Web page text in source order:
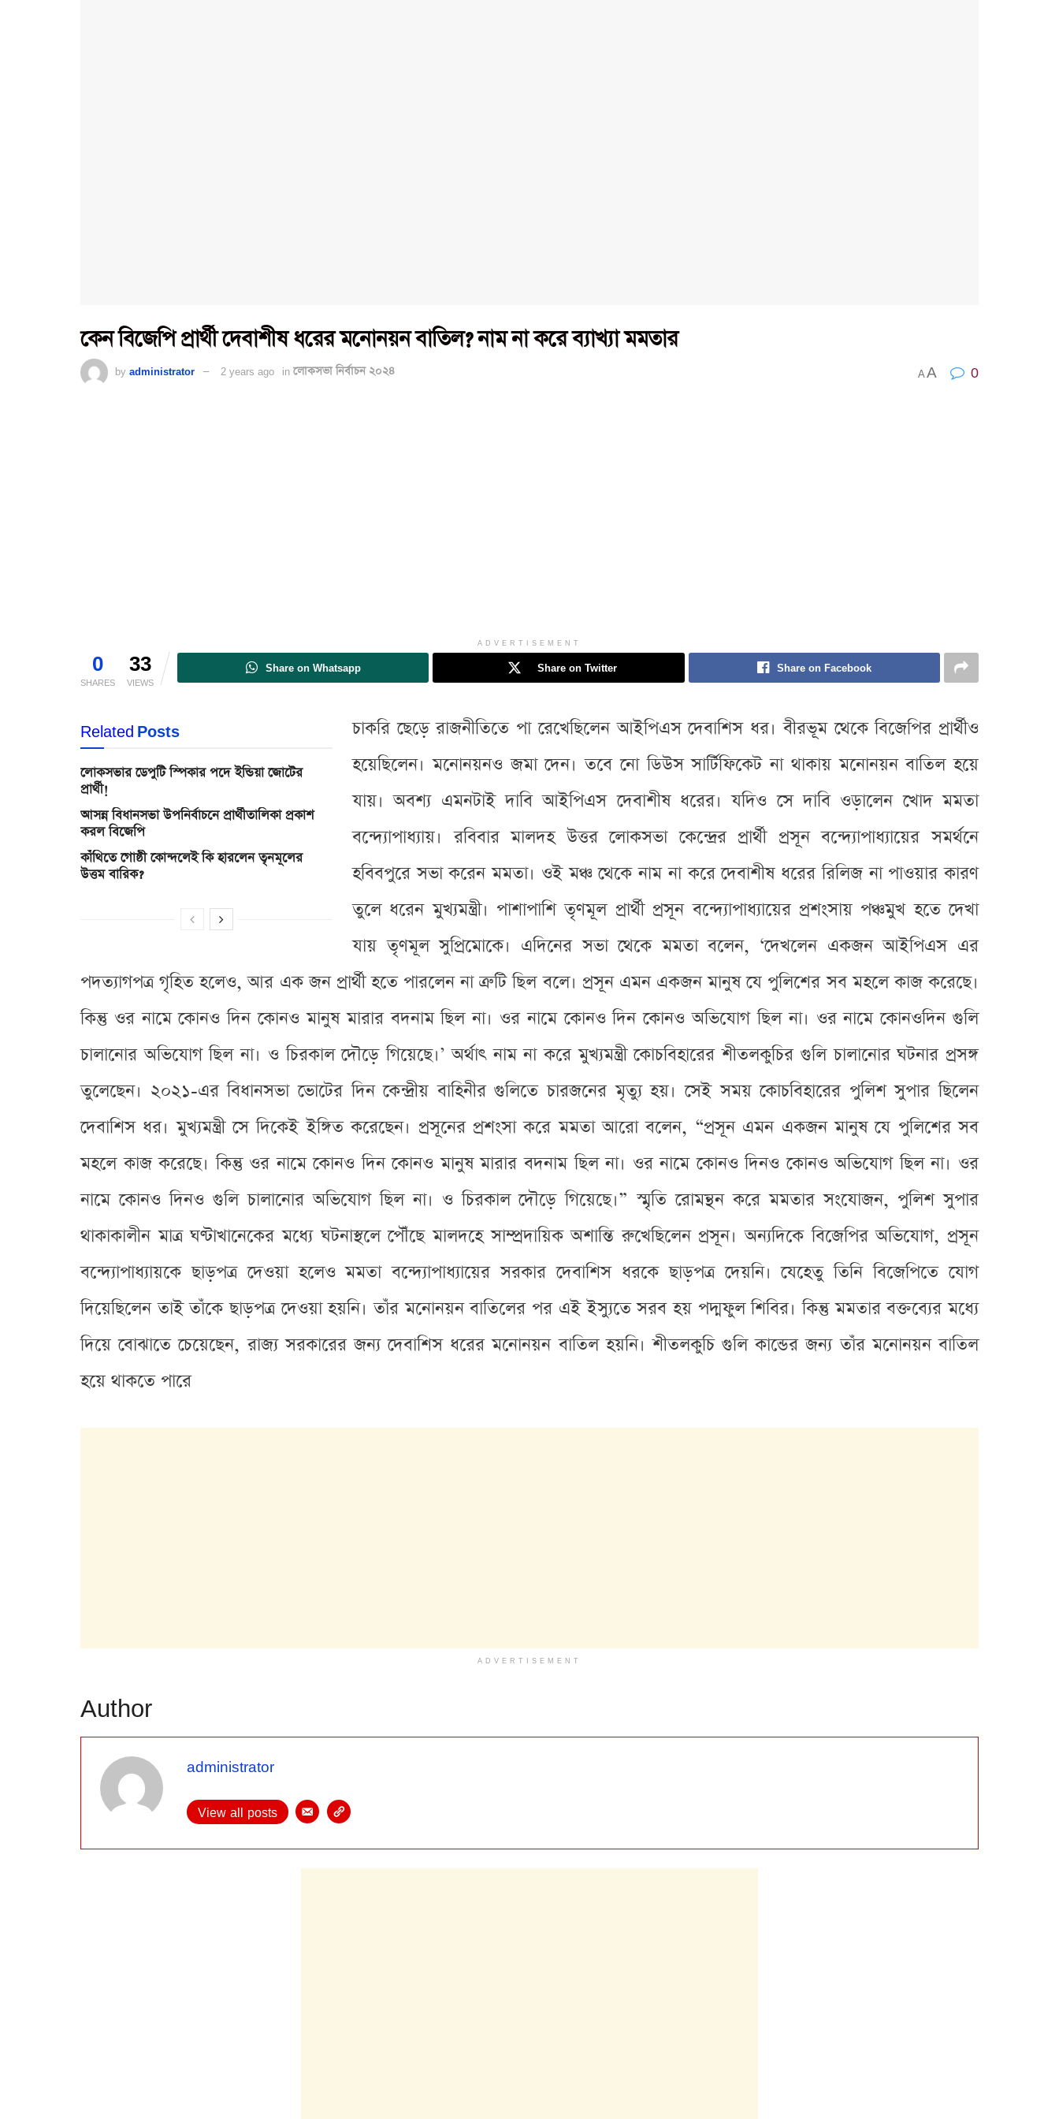
কেন বিজেপি প্রার্থী দেবাশীষ ধরের মনোনয়ন বাতিল? নাম না করে ব্যাখ্যা মমতার
by administrator 2 years ago in লোকসভা নির্বাচন ২০২৪ AA 0
ADVERTISEMENT
0
SHARES
33
VIEWS
Share on Whatsapp Share on Twitter Share on Facebook
RelatedPosts
লোকসভার ডেপুটি স্পিকার পদে ইন্ডিয়া জোটের
প্রার্থী!
আসন্ন বিধানসভা উপনির্বাচনে প্রার্থীতালিকা প্রকাশ
করল বিজেপি
কাঁথিতে গোষ্ঠী কোন্দলেই কি হারলেন তৃনমূলের
উত্তম বারিক?
চাকরি ছেড়ে রাজনীতিতে পা রেখেছিলেন আইপিএস দেবাশিস ধর। বীরভূম থেকে বিজেপির প্রার্থীও
হয়েছিলেন। মনোনয়নও জমা দেন। তবে নো ডিউস সার্টিফিকেট না থাকায় মনোনয়ন বাতিল হয়ে
যায়। অবশ্য এমনটাই দাবি আইপিএস দেবাশীষ ধরের। যদিও সে দাবি ওড়ালেন খোদ মমতা
বন্দ্যোপাধ্যায়। রবিবার মালদহ উত্তর লোকসভা কেন্দ্রের প্রার্থী প্রসূন বন্দ্যোপাধ্যায়ের সমর্থনে
হবিবপুরে সভা করেন মমতা। ওই মঞ্চ থেকে নাম না করে দেবাশীষ ধরের রিলিজ না পাওয়ার কারণ
তুলে ধরেন মুখ্যমন্ত্রী। পাশাপাশি তৃণমূল প্রার্থী প্রসূন বন্দ্যোপাধ্যায়ের প্রশংসায় পঞ্চমুখ হতে দেখা
যায় তৃণমূল সুপ্রিমোকে। এদিনের সভা থেকে মমতা বলেন, ‘দেখলেন একজন আইপিএস এর
পদত্যাগপত্র গৃহিত হলেও, আর এক জন প্রার্থী হতে পারলেন না ত্রুটি ছিল বলে। প্রসূন এমন একজন মানুষ যে পুলিশের সব মহলে কাজ করেছে।
কিন্তু ওর নামে কোনও দিন কোনও মানুষ মারার বদনাম ছিল না। ওর নামে কোনও দিন কোনও অভিযোগ ছিল না। ওর নামে কোনওদিন গুলি
চালানোর অভিযোগ ছিল না। ও চিরকাল দৌড়ে গিয়েছে।’ অর্থাৎ নাম না করে মুখ্যমন্ত্রী কোচবিহারের শীতলকুচির গুলি চালানোর ঘটনার প্রসঙ্গ
তুলেছেন। ২০২১-এর বিধানসভা ভোটের দিন কেন্দ্রীয় বাহিনীর গুলিতে চারজনের মৃত্যু হয়। সেই সময় কোচবিহারের পুলিশ সুপার ছিলেন
দেবাশিস ধর। মুখ্যমন্ত্রী সে দিকেই ইঙ্গিত করেছেন। প্রসূনের প্রশংসা করে মমতা আরো বলেন, “প্রসূন এমন একজন মানুষ যে পুলিশের সব
মহলে কাজ করেছে। কিন্তু ওর নামে কোনও দিন কোনও মানুষ মারার বদনাম ছিল না। ওর নামে কোনও দিনও কোনও অভিযোগ ছিল না। ওর
নামে কোনও দিনও গুলি চালানোর অভিযোগ ছিল না। ও চিরকাল দৌড়ে গিয়েছে।” স্মৃতি রোমন্থন করে মমতার সংযোজন, পুলিশ সুপার
থাকাকালীন মাত্র ঘণ্টাখানেকের মধ্যে ঘটনাস্থলে পৌঁছে মালদহে সাম্প্রদায়িক অশান্তি রুখেছিলেন প্রসূন। অন্যদিকে বিজেপির অভিযোগ, প্রসূন
বন্দ্যোপাধ্যায়কে ছাড়পত্র দেওয়া হলেও মমতা বন্দ্যোপাধ্যায়ের সরকার দেবাশিস ধরকে ছাড়পত্র দেয়নি। যেহেতু তিনি বিজেপিতে যোগ
দিয়েছিলেন তাই তাঁকে ছাড়পত্র দেওয়া হয়নি। তাঁর মনোনয়ন বাতিলের পর এই ইস্যুতে সরব হয় পদ্মফুল শিবির। কিন্তু মমতার বক্তব্যের মধ্যে
দিয়ে বোঝাতে চেয়েছেন, রাজ্য সরকারের জন্য দেবাশিস ধরের মনোনয়ন বাতিল হয়নি। শীতলকুচি গুলি কান্ডের জন্য তাঁর মনোনয়ন বাতিল
হয়ে থাকতে পারে
ADVERTISEMENT
Author
administrator
View all posts